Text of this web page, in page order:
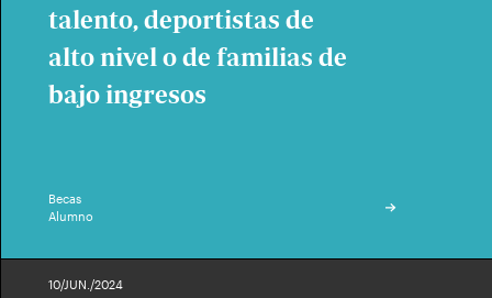
talento, deportistas de
alto nivel o de familias de
bajo ingresos
Becas
Alumno
10/JUN./2024